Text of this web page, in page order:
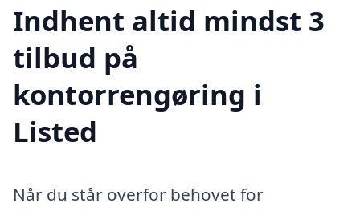
Indhent altid mindst 3
tilbud på
kontorrengøring i
Listed
Når du står overfor behovet for